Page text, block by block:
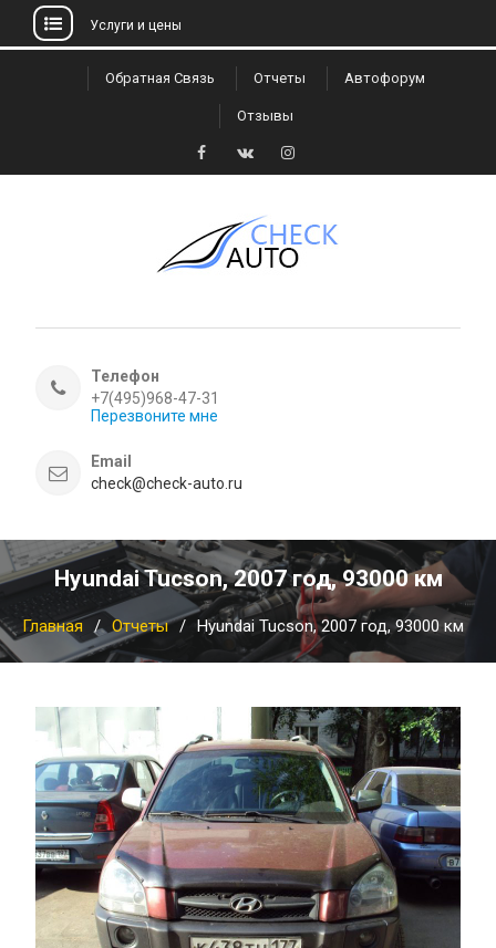
Услуги и цены
Обратная Связь Отчеты Автофорум
Отзывы
Facebook
VK Instagram
Телефон
+7(495)968-47-31
Перезвоните мне
Email
check@check-auto.ru
Hyundai Tucson, 2007 год, 93000 км
Главная Отчеты Hyundai Tucson, 2007 год, 93000 км